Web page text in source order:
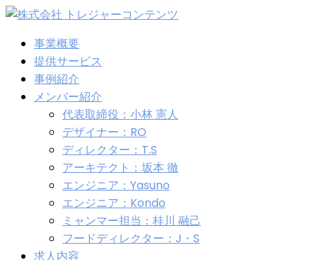
事業概要
提供サービス
事例紹介
メンバー紹介
代表取締役：小林 憲人
デザイナー：RO
ディレクター：T.S
アーキテクト：坂本 徹
エンジニア：Yasuno
エンジニア：Kondo
ミャンマー担当：桂川 融己
フードディレクター：J・S
求人内容